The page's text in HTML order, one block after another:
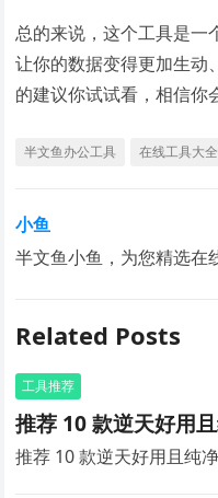
总的来说，这个工具是一
让你的数据变得更加生动
的建议你试试看，相信你
半文鱼办公工具 在线工具大全
小鱼
半文鱼小鱼，为您精选在
Related Posts
工具推荐
推荐 10 款逆天好用
推荐 10 款逆天好用且纯